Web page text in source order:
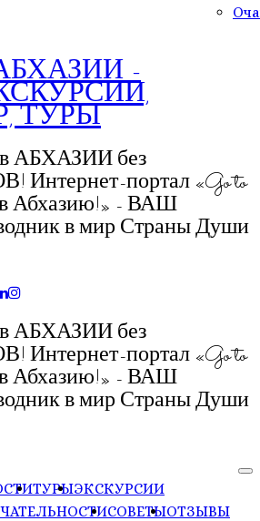
-
ТУРЫ
без
портал «Go to
Абхазию!» - ВАШ
в мир Страны Души
без
портал «Go to
Абхазию!» - ВАШ
в мир Страны Души
ТУРЫЭКСКУРСИИ
СОВЕТЫОТЗЫВЫ